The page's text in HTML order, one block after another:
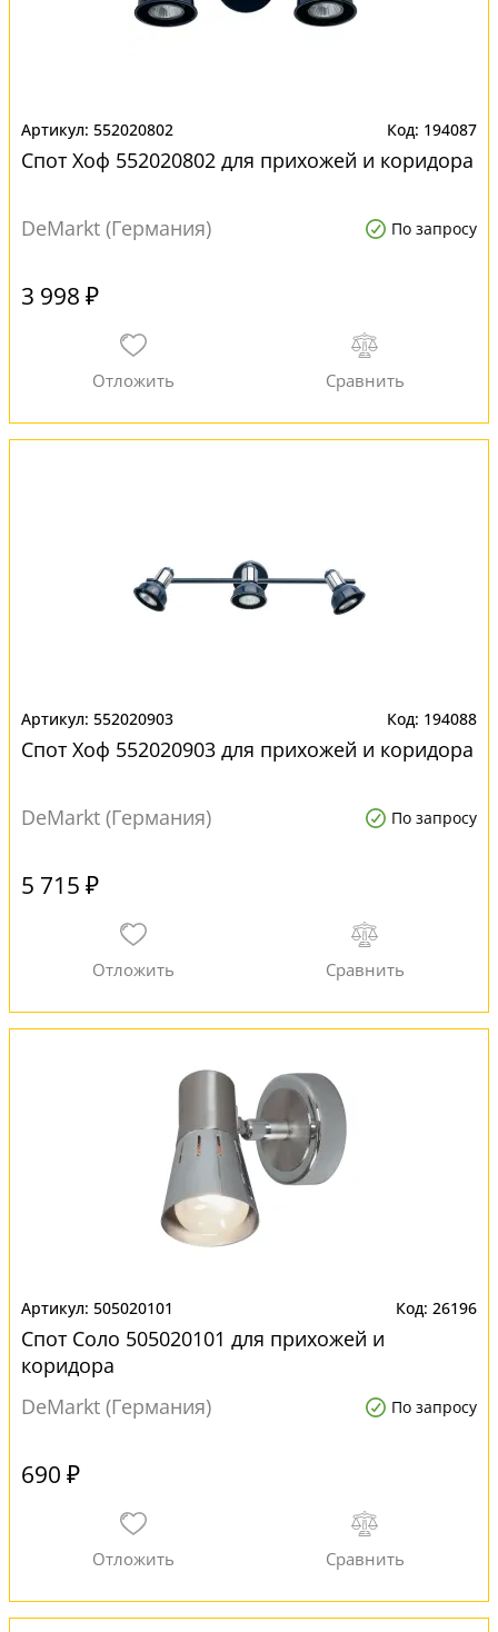
552020802 194087
Спот Хоф 552020802 для прихожей и коридора
DeMarkt (Германия) По запросу
3 998 ₽
552020903 194088
Спот Хоф 552020903 для прихожей и коридора
DeMarkt (Германия) По запросу
5 715 ₽
505020101 26196
Спот Соло 505020101 для прихожей и
коридора
DeMarkt (Германия)
По запросу
690 ₽